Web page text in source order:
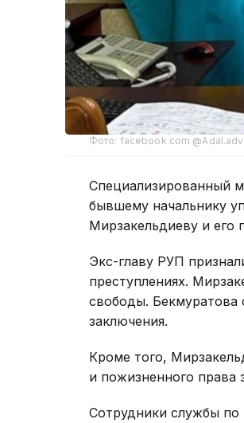
Фото: facebook.com
Специализированный
бывшему начальнику
Мирзакельдиеву и его
Экс-главу РУП
преступлениях.
свободы. Бекмуратова
заключения.
Кроме того,
и пожизненного права
Сотрудники службы